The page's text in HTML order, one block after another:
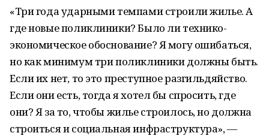
«Три года ударными темпами строили жилье. А
где новые поликлиники? Было ли технико-
экономическое обоснование? Я могу ошибаться,
но как минимум три поликлиники должны быть.
Если их нет, то это преступное разгильдяйство.
Если они есть, тогда я хотел бы спросить, где
они? Я за то, чтобы жилье строилось, но должна
строиться и социальная инфраструктура», —